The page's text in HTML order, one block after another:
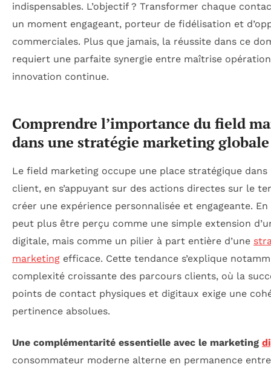
indispensables. L’objectif ? Transformer chaque
un moment engageant, porteur de fidélisation et
commerciales. Plus que jamais, la réussite dans ce
requiert une parfaite synergie entre maîtrise
innovation continue.
Comprendre l’importance du field
dans une stratégie marketing
Le field marketing occupe une place stratégique
client, en s’appuyant sur des actions directes sur le
créer une expérience personnalisée et engageante. En
peut plus être perçu comme une simple extension
digitale, mais comme un pilier à part entière d’une
marketing efficace. Cette tendance s’explique
complexité croissante des parcours clients, où la
points de contact physiques et digitaux exige une
pertinence absolues.
Une complémentarité essentielle avec le marketing
consommateur moderne alterne en permanence